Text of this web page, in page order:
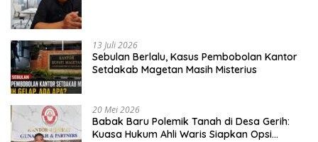
13 Juli 2026
Sebulan Berlalu, Kasus Pembobolan Kantor
Setdakab Magetan Masih Misterius
20 Mei 2026
Babak Baru Polemik Tanah di Desa Gerih:
Kuasa Hukum Ahli Waris Siapkan Opsi